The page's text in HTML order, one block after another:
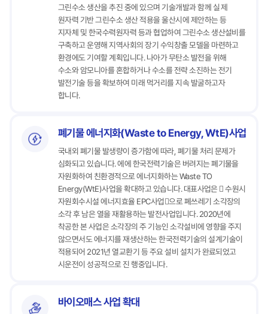
그린수소 생산을 추진 중에 있으며 기술개발과 함께 실 제
원자력 기반 그린수소 생산 적용을 울산시에 제안하는 등
지자체 및 한국수력원자력 등과 협업하여 그린수소 생산설비를
구축하고 운영해 지역사회의 장기 수익창출 모델을 마련하고
환경에도 기여할 계획입니다. 나아가 무탄소 발전을 위해
수소와 암모니아를 혼합하거나 수소를 전략 소진하는 전기
발전기술 등을 확보하여 미래 먹거리를 지속 발굴하고자
합니다.
폐기물 에너지화(Waste to Energy, WtE)사업
국내외 폐기물 발생량이 증가함에 따라, 폐기물 처리 문제가
심화되고 있습니다. 에에 한국전력기술은 버려지는 폐기물을
자원화하여 친환경적으로 에너지화하는 Waste TO
Energy(WtE)사업을 확대하고 있습니다. 대표사업은  수원시
자원회수시설 에너지효율 EPC사업으로 폐쓰레기 소각장의
소각 후 남은 열을 재활용하는 발전사업입니다. 2020년에
착공한 본 사업은 소각장의 주 기능인 소각설비에 영향을 주지
않으면서도 에너지를 재생산하는 한국전력기술의 설계기술이
적용되어 2021년 열교환기 등 주요 설비 설치가 완료되었고
시운전이 성공적으로 진 행중입니다.
바이오매스 사업 확대